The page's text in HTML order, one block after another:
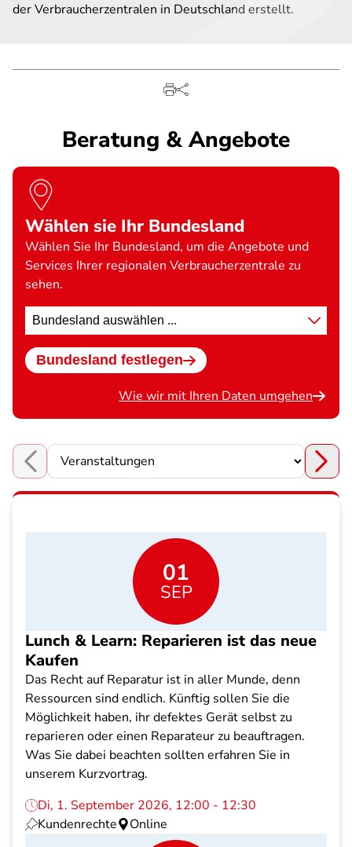
der Verbraucherzentralen in Deutschland erstellt.
Beratung & Angebote
Wählen sie Ihr Bundesland
Wählen Sie Ihr Bundesland, um die Angebote und
Services Ihrer regionalen Verbraucherzentrale zu
sehen.
Standort
wählen
Bundesland festlegen
Wie wir mit Ihren Daten umgehen
Choose a section
01
SEP
Lunch & Learn: Reparieren ist das neue
Kaufen
Das Recht auf Reparatur ist in aller Munde, denn
Ressourcen sind endlich. Künftig sollen Sie die
Möglichkeit haben, ihr defektes Gerät selbst zu
reparieren oder einen Reparateur zu beauftragen.
Was Sie dabei beachten sollten erfahren Sie in
unserem Kurzvortrag.
Di, 1. September 2026, 12:00 - 12:30
Kundenrechte
Online